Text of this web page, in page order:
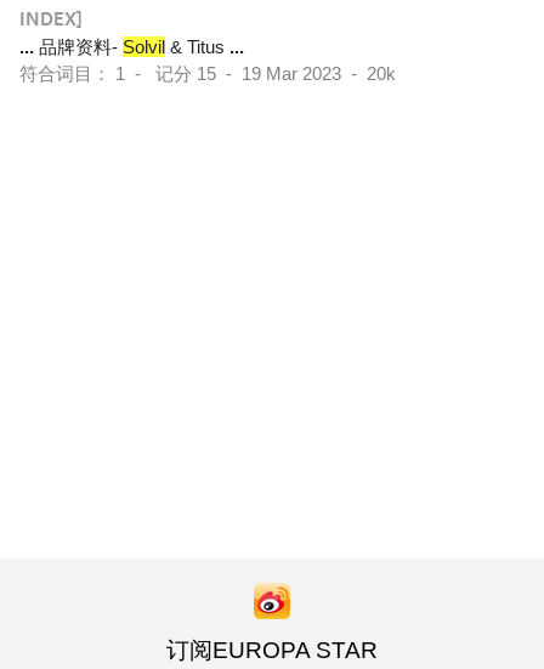
INDEX]
... 品牌资料- Solvil & Titus ...
符合词目： 1 - 记分 15 - 19 Mar 2023 - 20k
订阅EUROPA STAR